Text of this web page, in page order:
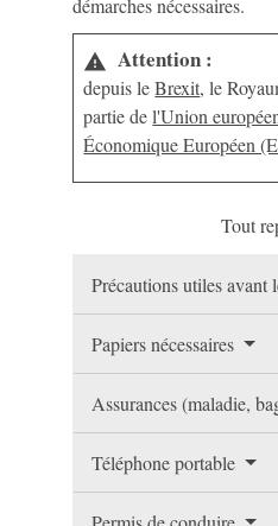
warning Attention :
depuis leBrexit, le
partie del'Union
Économique Européen
Tout
Précautions utiles avant
Papiers nécessaires
Assurances (maladie,
Téléphone portable